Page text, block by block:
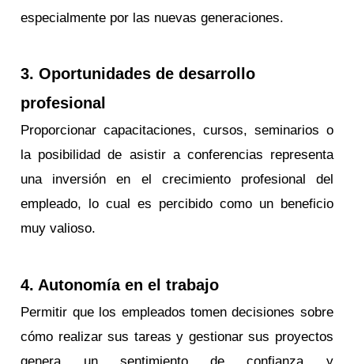
especialmente por las nuevas generaciones.
3. Oportunidades de desarrollo
profesional
Proporcionar capacitaciones, cursos, seminarios o
la posibilidad de asistir a conferencias representa
una inversión en el crecimiento profesional del
empleado, lo cual es percibido como un beneficio
muy valioso.
4. Autonomía en el trabajo
Permitir que los empleados tomen decisiones sobre
cómo realizar sus tareas y gestionar sus proyectos